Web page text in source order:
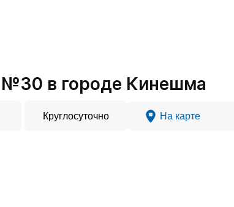
в городе Кинешма
Круглосуточно На карте